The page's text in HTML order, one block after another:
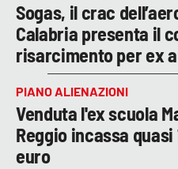
Sogas, il crac
Calabria presenta il
risarcimento per ex
PIANO ALIENAZIONI
Venduta l'ex scuola
Reggio incassa
euro